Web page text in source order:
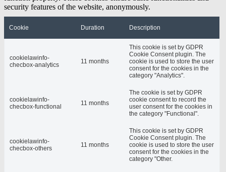
security features of the website, anonymously.
Cookie Duration Description
cookielawinfo-
checbox-analytics
11 months
This cookie is set by GDPR
Cookie Consent plugin. The
cookie is used to store the user
consent for the cookies in the
category "Analytics".
cookielawinfo-
checbox-functional
11 months
The cookie is set by GDPR
cookie consent to record the
user consent for the cookies in
the category "Functional".
cookielawinfo-
checbox-others
11 months
This cookie is set by GDPR
Cookie Consent plugin. The
cookie is used to store the user
consent for the cookies in the
category "Other.